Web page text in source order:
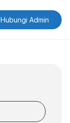
Hubungi Admin